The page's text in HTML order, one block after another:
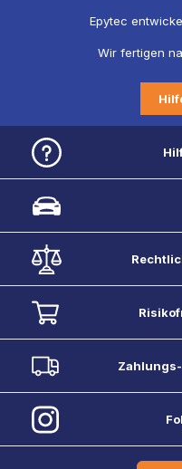
Epytec
Wir fertigen